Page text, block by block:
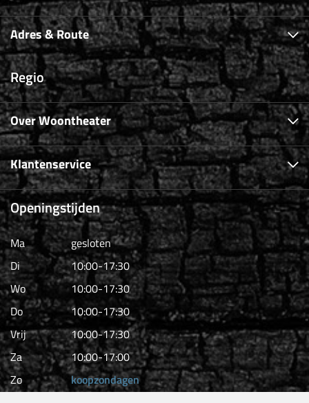
Adres & Route
Regio
Over Woontheater
Klantenservice
Openingstijden
Ma
gesloten
Di
10:00-17:30
Wo
10:00-17:30
Do
10:00-17:30
Vrij
10:00-17:30
Za
10:00-17:00
Zo
koopzondagen